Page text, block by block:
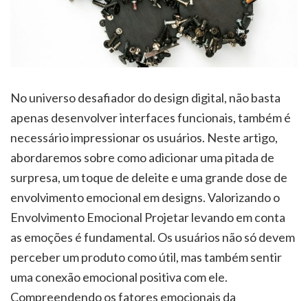
No universo desafiador do design digital, não basta
apenas desenvolver interfaces funcionais, também é
necessário impressionar os usuários. Neste artigo,
abordaremos sobre como adicionar uma pitada de
surpresa, um toque de deleite e uma grande dose de
envolvimento emocional em designs. Valorizando o
Envolvimento Emocional Projetar levando em conta
as emoções é fundamental. Os usuários não só devem
perceber um produto como útil, mas também sentir
uma conexão emocional positiva com ele.
Compreendendo os fatores emocionais da